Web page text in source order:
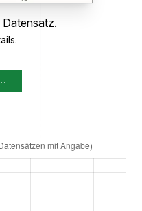
Datensatz.